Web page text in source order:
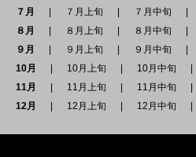
７月
７月上旬 ７月中旬
８月
８月上旬 ８月中旬
９月
９月上旬 ９月中旬
10月
10月上旬 10月中旬
11月
11月上旬 11月中旬
12月
12月上旬 12月中旬